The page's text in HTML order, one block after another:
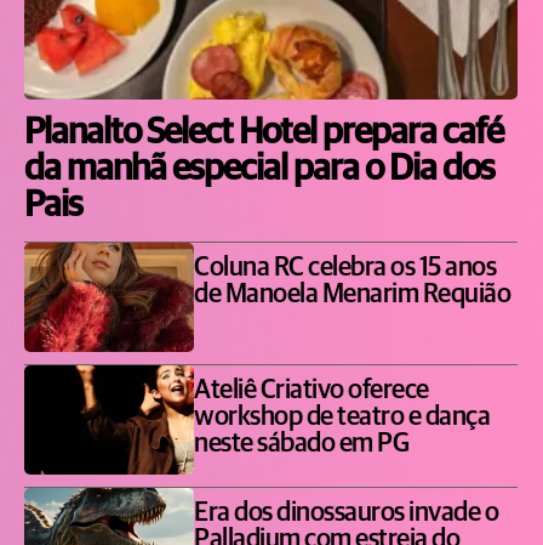
Planalto Select Hotel prepara café
da manhã especial para o Dia dos
Pais
Coluna RC celebra os 15 anos
de Manoela Menarim Requião
Ateliê Criativo oferece
workshop de teatro e dança
neste sábado em PG
Era dos dinossauros invade o